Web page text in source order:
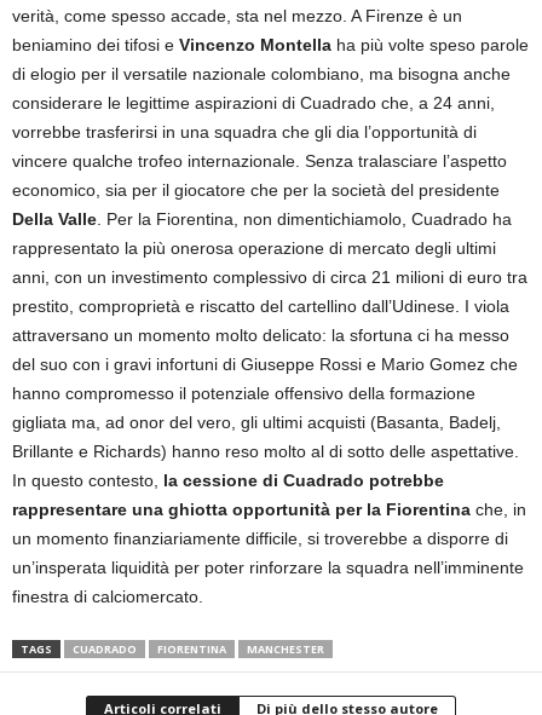
verità, come spesso accade, sta nel mezzo. A Firenze è un
beniamino dei tifosi e Vincenzo Montella ha più volte speso parole
di elogio per il versatile nazionale colombiano, ma bisogna anche
considerare le legittime aspirazioni di Cuadrado che, a 24 anni,
vorrebbe trasferirsi in una squadra che gli dia l’opportunità di
vincere qualche trofeo internazionale. Senza tralasciare l’aspetto
economico, sia per il giocatore che per la società del presidente
Della Valle . Per la Fiorentina, non dimentichiamolo, Cuadrado ha
rappresentato la più onerosa operazione di mercato degli ultimi
anni, con un investimento complessivo di circa 21 milioni di euro tra
prestito, comproprietà e riscatto del cartellino dall’Udinese. I viola
attraversano un momento molto delicato: la sfortuna ci ha messo
del suo con i gravi infortuni di Giuseppe Rossi e Mario Gomez che
hanno compromesso il potenziale offensivo della formazione
gigliata ma, ad onor del vero, gli ultimi acquisti (Basanta, Badelj,
Brillante e Richards) hanno reso molto al di sotto delle aspettative.
In questo contesto, la cessione di Cuadrado potrebbe
rappresentare una ghiotta opportunità per la Fiorentina che, in
un momento finanziariamente difficile, si troverebbe a disporre di
un’insperata liquidità per poter rinforzare la squadra nell’imminente
finestra di calciomercato.
TAGS CUADRADO FIORENTINA MANCHESTER
Articoli correlati Di più dello stesso autore